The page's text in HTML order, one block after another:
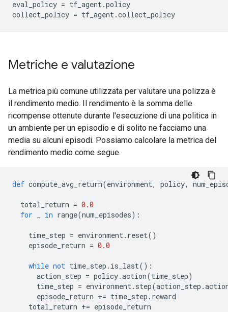
eval_policy = tf_agent .policy
collect_policy = tf_agent .collect_policy
Metriche e valutazione
La metrica più comune utilizzata per valutare una polizza è
il rendimento medio. Il rendimento è la somma delle
ricompense ottenute durante l'esecuzione di una politica in
un ambiente per un episodio e di solito ne facciamo una
media su alcuni episodi. Possiamo calcolare la metrica del
rendimento medio come segue.
def compute_avg_return(environment, policy,
total_return = 0.0
for
in range(num_episodes):
time_step = environment . reset()
episode_return = 0.0
while not time_step . is_last():
action_step = policy.action(time_step)
time_step = environment . step(action_step .
episode_return += time_step . reward
total_return += episode_return